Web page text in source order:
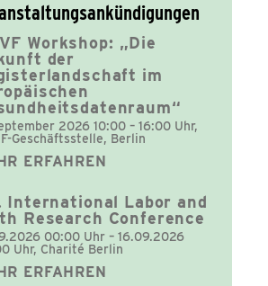
Workshop: „Die
der
im
2026 10:00 – 16:00 Uhr,
Geschäftsstelle, Berlin
ERFAHREN
International Labor and
Research Conference
00:00 Uhr – 16.09.2026
Uhr, Charité Berlin
ERFAHREN